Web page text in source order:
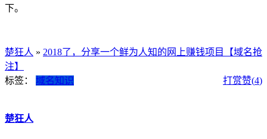
下。
楚狂人 » 2018了，分享一个鲜为人知的网上赚钱项目【域名抢
注】
打赏赞(4)
标签： 域名知识
楚狂人